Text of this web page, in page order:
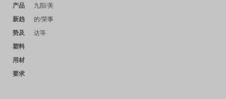
产品
新趋
势及
塑料
用材
要求
九阳/美
的/荣事
达等